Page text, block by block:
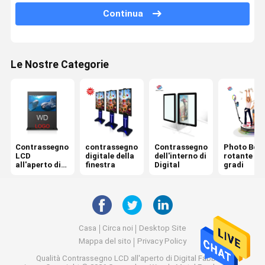
Contrassegno fissato al muro di Digital
lavagna interattiva digitale
tavolino da salotto astuto di tocco
Continua
Le Nostre Categorie
Contrassegno
LCD
all'aperto di
contrassegno
digitale della
finestra
Contrassegno
dell'interno di
Digital
Photo
rotante a
gradi
Casa Circa noi
Desktop Site
Mappa del sito
Privacy Policy
Qualità Contrassegno LCD all'aperto di Digital Fabbrica